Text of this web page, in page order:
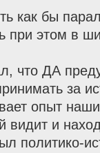
как бы
при этом в
что ДА
за
опыт
видит и
политико-